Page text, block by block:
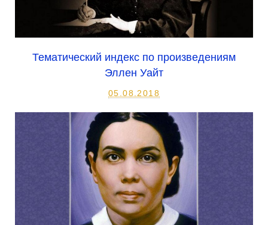
Тематический индекс по произведениям
Эллен Уайт
05.08.2018